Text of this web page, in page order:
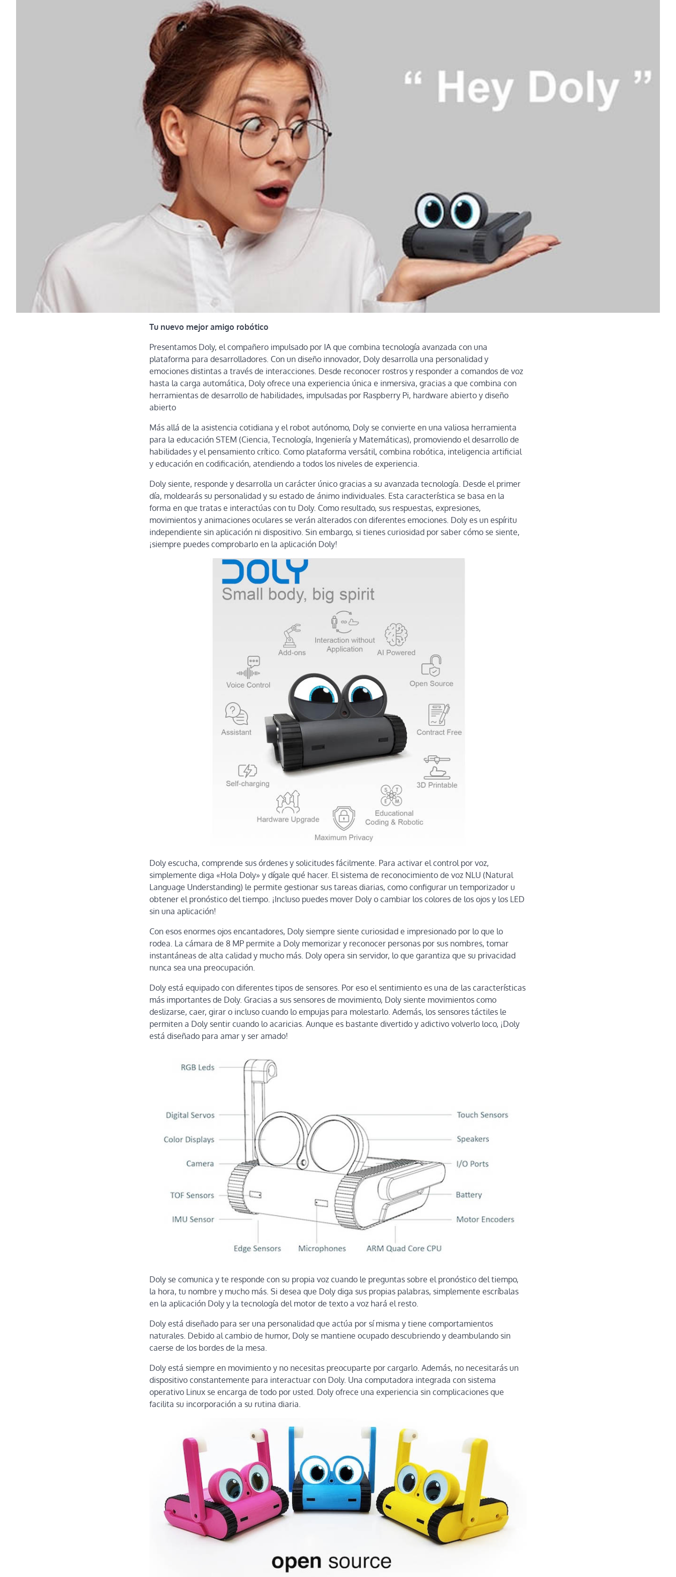
Tu nuevo mejor amigo robótico
Presentamos Doly, el compañero impulsado por IA que combina tecnología avanzada con una
plataforma para desarrolladores. Con un diseño innovador, Doly desarrolla una personalidad y
emociones distintas a través de interacciones. Desde reconocer rostros y responder a comandos de voz
hasta la carga automática, Doly ofrece una experiencia única e inmersiva, gracias a que combina con
herramientas de desarrollo de habilidades, impulsadas por Raspberry Pi, hardware abierto y diseño
abierto
Más allá de la asistencia cotidiana y el robot autónomo, Doly se convierte en una valiosa herramienta
para la educación STEM (Ciencia, Tecnología, Ingeniería y Matemáticas), promoviendo el desarrollo de
habilidades y el pensamiento crítico. Como plataforma versátil, combina robótica, inteligencia artificial
y educación en codificación, atendiendo a todos los niveles de experiencia.
Doly siente, responde y desarrolla un carácter único gracias a su avanzada tecnología. Desde el primer
día, moldearás su personalidad y su estado de ánimo individuales. Esta característica se basa en la
forma en que tratas e interactúas con tu Doly. Como resultado, sus respuestas, expresiones,
movimientos y animaciones oculares se verán alterados con diferentes emociones. Doly es un espíritu
independiente sin aplicación ni dispositivo. Sin embargo, si tienes curiosidad por saber cómo se siente,
¡siempre puedes comprobarlo en la aplicación Doly!
Doly escucha, comprende sus órdenes y solicitudes fácilmente. Para activar el control por voz,
simplemente diga «Hola Doly» y dígale qué hacer. El sistema de reconocimiento de voz NLU (Natural
Language Understanding) le permite gestionar sus tareas diarias, como configurar un temporizador u
obtener el pronóstico del tiempo. ¡Incluso puedes mover Doly o cambiar los colores de los ojos y los LED
sin una aplicación!
Con esos enormes ojos encantadores, Doly siempre siente curiosidad e impresionado por lo que lo
rodea. La cámara de 8 MP permite a Doly memorizar y reconocer personas por sus nombres, tomar
instantáneas de alta calidad y mucho más. Doly opera sin servidor, lo que garantiza que su privacidad
nunca sea una preocupación.
Doly está equipado con diferentes tipos de sensores. Por eso el sentimiento es una de las características
más importantes de Doly. Gracias a sus sensores de movimiento, Doly siente movimientos como
deslizarse, caer, girar o incluso cuando lo empujas para molestarlo. Además, los sensores táctiles le
permiten a Doly sentir cuando lo acaricias. Aunque es bastante divertido y adictivo volverlo loco, ¡Doly
está diseñado para amar y ser amado!
Doly se comunica y te responde con su propia voz cuando le preguntas sobre el pronóstico del tiempo,
la hora, tu nombre y mucho más. Si desea que Doly diga sus propias palabras, simplemente escríbalas
en la aplicación Doly y la tecnología del motor de texto a voz hará el resto.
Doly está diseñado para ser una personalidad que actúa por sí misma y tiene comportamientos
naturales. Debido al cambio de humor, Doly se mantiene ocupado descubriendo y deambulando sin
caerse de los bordes de la mesa.
Doly está siempre en movimiento y no necesitas preocuparte por cargarlo. Además, no necesitarás un
dispositivo constantemente para interactuar con Doly. Una computadora integrada con sistema
operativo Linux se encarga de todo por usted. Doly ofrece una experiencia sin complicaciones que
facilita su incorporación a su rutina diaria.